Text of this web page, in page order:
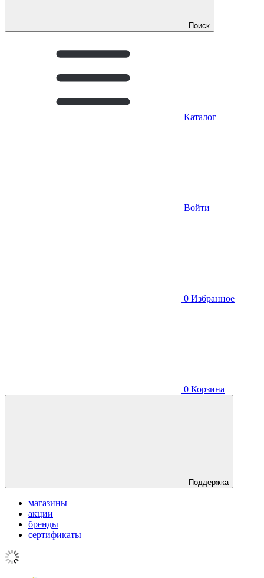
Поиск
Каталог
Войти
0 Избранное
0 Корзина
Поддержка
магазины
акции
бренды
сертификаты